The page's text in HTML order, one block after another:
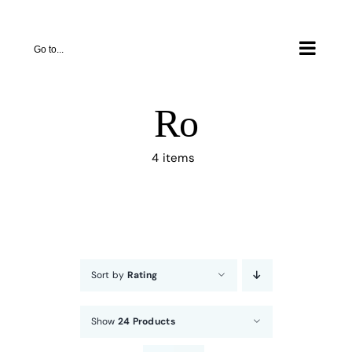
content
Go to...
Ro
4 items
Sort by Rating
Show 24 Products